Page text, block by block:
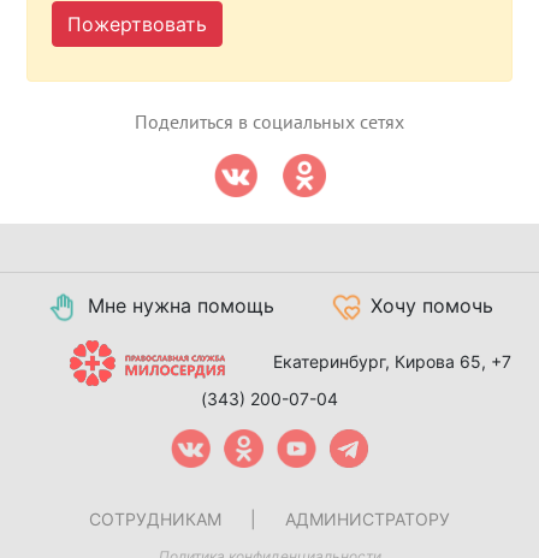
Пожертвовать
Поделиться в социальных сетях
Мне нужна помощь Хочу помочь
Екатеринбург, Кирова 65, +7
(343) 200-07-04
СОТРУДНИКАМ АДМИНИСТРАТОРУ